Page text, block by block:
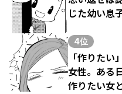
じた幼い息
4位
「作りた
女性。ある
作りたい女